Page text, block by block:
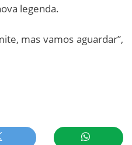
legenda.
mas vamos aguardar”,